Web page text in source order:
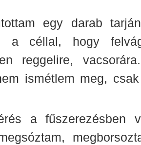
egy darab
a céllal, hogy
reggelire,
ismétlem meg,
a fűszerezésben